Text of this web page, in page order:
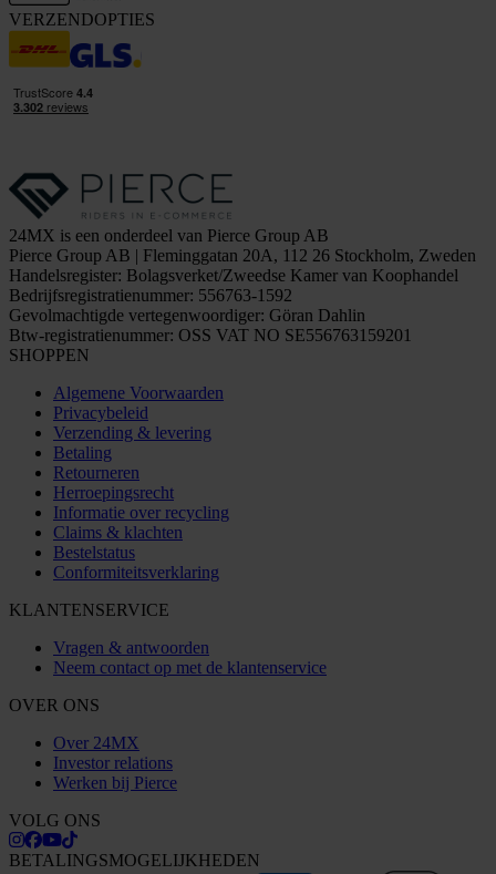
VERZENDOPTIES
24MX is een onderdeel van Pierce Group AB
Pierce Group AB | Fleminggatan 20A, 112 26 Stockholm, Zweden
Handelsregister: Bolagsverket/Zweedse Kamer van Koophandel
Bedrijfsregistratienummer: 556763-1592
Gevolmachtigde vertegenwoordiger: Göran Dahlin
Btw-registratienummer: OSS VAT NO SE556763159201
SHOPPEN
Algemene Voorwaarden
Privacybeleid
Verzending & levering
Betaling
Retourneren
Herroepingsrecht
Informatie over recycling
Claims & klachten
Bestelstatus
Conformiteitsverklaring
KLANTENSERVICE
Vragen & antwoorden
Neem contact op met de klantenservice
OVER ONS
Over 24MX
Investor relations
Werken bij Pierce
VOLG ONS
BETALINGSMOGELIJKHEDEN